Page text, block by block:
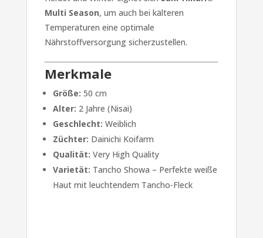
Multi Season, um auch bei kälteren
Temperaturen eine optimale
Nährstoffversorgung sicherzustellen.
Merkmale
Größe: 50 cm
Alter: 2 Jahre (Nisai)
Geschlecht: Weiblich
Züchter: Dainichi Koifarm
Qualität: Very High Quality
Varietät: Tancho Showa – Perfekte weiße
Haut mit leuchtendem Tancho-Fleck